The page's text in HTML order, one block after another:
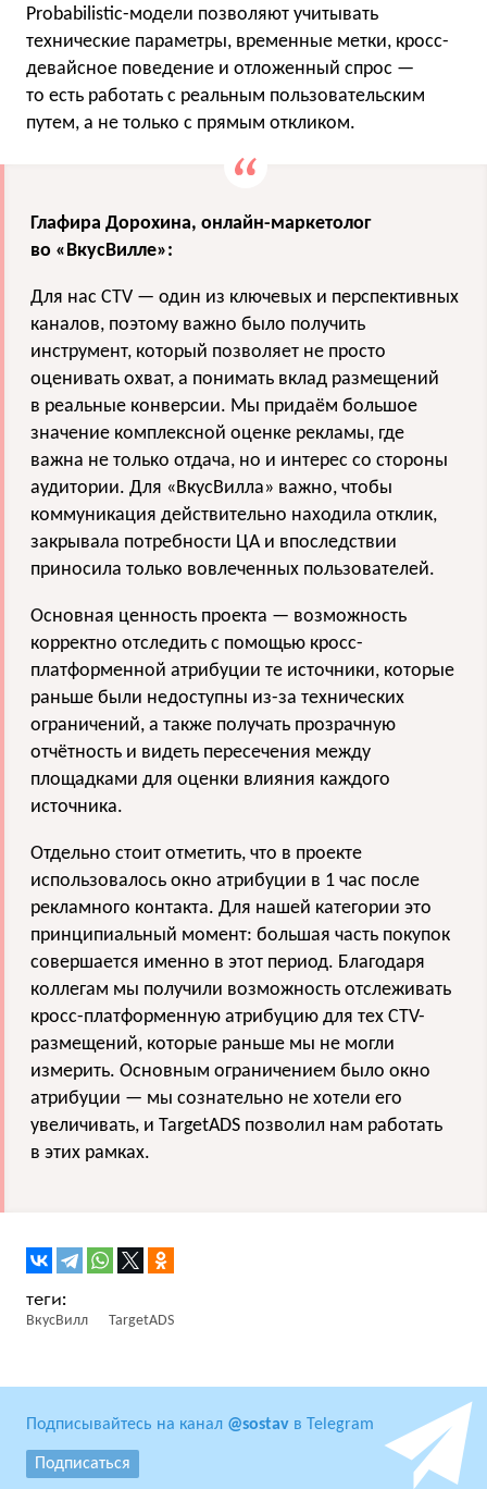
Probabilistic-модели позволяют учитывать
технические параметры, временные метки, кросс-
девайсное поведение и отложенный спрос —
то есть работать с реальным пользовательским
путем, а не только с прямым откликом.
Глафира Дорохина, онлайн-маркетолог
во «ВкусВилле»:
Для нас CTV — один из ключевых и перспективных
каналов, поэтому важно было получить
инструмент, который позволяет не просто
оценивать охват, а понимать вклад размещений
в реальные конверсии. Мы придаём большое
значение комплексной оценке рекламы, где
важна не только отдача, но и интерес со стороны
аудитории. Для «ВкусВилла» важно, чтобы
коммуникация действительно находила отклик,
закрывала потребности ЦА и впоследствии
приносила только вовлеченных пользователей.
Основная ценность проекта — возможность
корректно отследить с помощью кросс-
платформенной атрибуции те источники, которые
раньше были недоступны из-за технических
ограничений, а также получать прозрачную
отчётность и видеть пересечения между
площадками для оценки влияния каждого
источника.
Отдельно стоит отметить, что в проекте
использовалось окно атрибуции в 1 час после
рекламного контакта. Для нашей категории это
принципиальный момент: большая часть покупок
совершается именно в этот период. Благодаря
коллегам мы получили возможность отслеживать
кросс-платформенную атрибуцию для тех CTV-
размещений, которые раньше мы не могли
измерить. Основным ограничением было окно
атрибуции — мы сознательно не хотели его
увеличивать, и TargetADS позволил нам работать
в этих рамках.
ВкусВилл TargetADS
Подписывайтесь на канал @sostav в Telegram
Подписаться